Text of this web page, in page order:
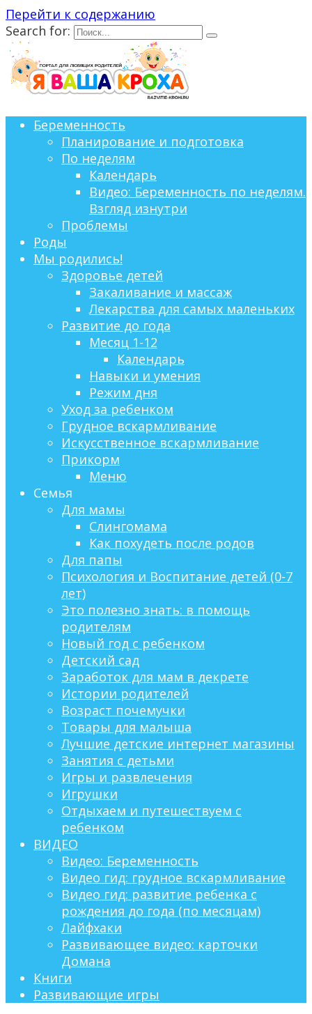
Перейти к содержанию
Search for:
Беременность
Планирование и подготовка
По неделям
Календарь
Видео: Беременность по неделям.
Взгляд изнутри
Проблемы
Роды
Мы родились!
Здоровье детей
Закаливание и массаж
Лекарства для самых маленьких
Развитие до года
Месяц 1-12
Календарь
Навыки и умения
Режим дня
Уход за ребенком
Грудное вскармливание
Искусственное вскармливание
Прикорм
Меню
Семья
Для мамы
Слингомама
Как похудеть после родов
Для папы
Психология и Воспитание детей (0-7
лет)
Это полезно знать: в помощь
родителям
Новый год с ребенком
Детский сад
Заработок для мам в декрете
Истории родителей
Возраст почемучки
Товары для малыша
Лучшие детские интернет магазины
Занятия с детьми
Игры и развлечения
Игрушки
Отдыхаем и путешествуем с
ребенком
ВИДЕО
Видео: Беременность
Видео гид: грудное вскармливание
Видео гид: развитие ребенка с
рождения до года (по месяцам)
Лайфхаки
Развивающее видео: карточки
Домана
Книги
Развивающие игры